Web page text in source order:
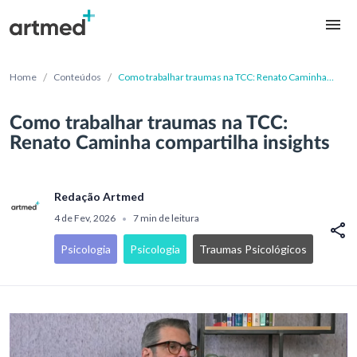
Home / Conteúdos / Como trabalhar traumas na TCC: Renato Caminha
Como trabalhar traumas na TCC:
Renato Caminha compartilha insights
Redação Artmed
4 de Fev, 2026 • 7 min de leitura
Psicologia Psicologia Traumas Psicológicos